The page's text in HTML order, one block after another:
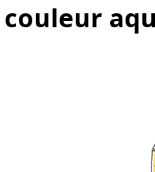
couleur